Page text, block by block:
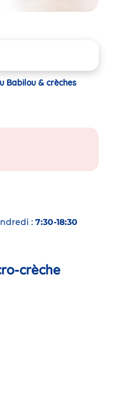
Babilou & crèches
: 7:30-18:30
crèche